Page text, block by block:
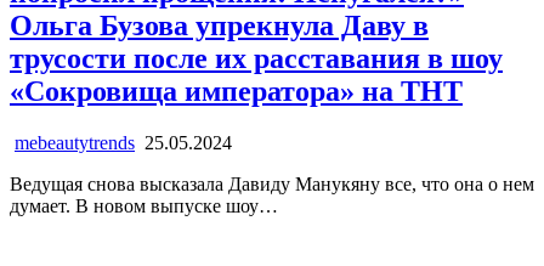
Ольга Бузова упрекнула Даву в
трусости после их расставания в шоу
«Сокровища императора» на ТНТ
mebeautytrends 25.05.2024
Ведущая снова высказала Давиду Манукяну все, что она о нем
думает. В новом выпуске шоу…